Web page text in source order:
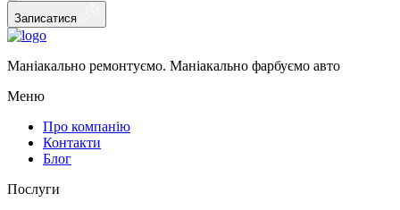
Записатися
Маніакально ремонтуємо. Маніакально фарбуємо авто
Меню
Про компанію
Контакти
Блог
Послуги